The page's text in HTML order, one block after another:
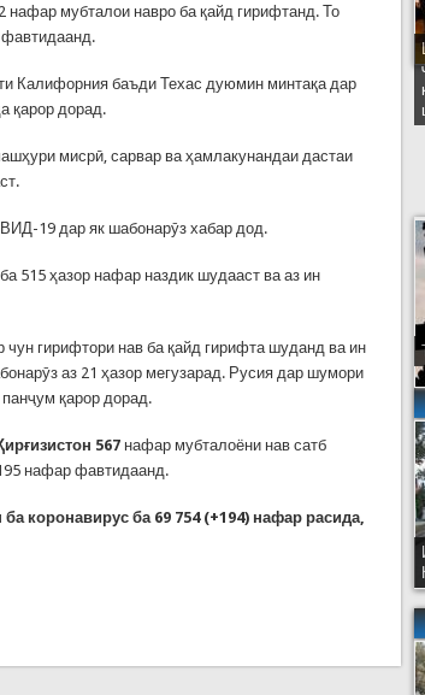
нафар мубталои навро ба қайд гирифтанд. То
фавтидаанд.
Калифорния баъди Техас дуюмин минтақа дар
қарор дорад.
мисрӣ, сарвар ва ҳамлакунандаи дастаи
19 дар як шабонарӯз хабар дод.
515 ҳазор нафар наздик шудааст ва аз ин
чун гирифтори нав ба қайд гирифта шуданд ва ин
аз 21 ҳазор мегузарад. Русия дар шумори
қарор дорад.
567 нафар мубталоёни нав сатб
нафар фавтидаанд.
коронавирус ба 69 754 (+194) нафар расида,